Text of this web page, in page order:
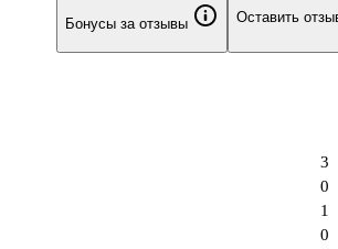
Бонусы за отзывы Оставить
0
1
0
3